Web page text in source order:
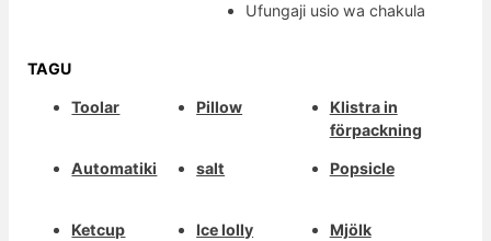
Ufungaji usio wa chakula
TAGU
Toolar
Automatiki
Ketcup
Pillow
salt
Ice lolly
Klistra in
förpackning
Popsicle
Mjölk